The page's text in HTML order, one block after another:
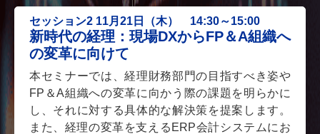
セッション2 11月21日（木） 14:30～15:00
新時代の経理：現場DXからFP＆A組織へ
の変革に向けて
本セミナーでは、経理財務部門の目指すべき姿や
FP＆A組織への変革に向かう際の課題を明らかに
し、それに対する具体的な解決策を提案します。
また、経理の変革を支えるERP会計システムにお